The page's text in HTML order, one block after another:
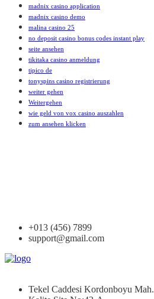
madnix casino application
madnix casino demo
malina casino 25
no deposit casino bonus codes instant play
seite ansehen
tikitaka casino anmeldung
tipico de
tonyspins casino registrierung
weiter gehen
Weitergehen
wie geld von vox casino auszahlen
zum ansehen klicken
+013 (456) 7899
support@gmail.com
Tekel Caddesi Kordonboyu Mah.